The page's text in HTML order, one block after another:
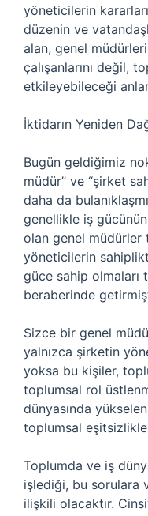
yöneticilerin
düzenin ve
alan, genel
çalışanlarını değil,
etkileyebileceği
İktidarın Yeniden
Bugün geldiğimiz
müdür” ve “şirket
daha da
genellikle iş
olan genel müdürler
yöneticilerin
güce sahip
beraberinde
Sizce bir genel
yalnızca şirketin
yoksa bu kişiler,
toplumsal rol
dünyasında
toplumsal
Toplumda ve iş
işlediği, bu sorulara
ilişkili olacaktır.